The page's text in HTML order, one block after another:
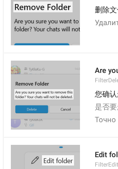
删除
Are
您确
是否
Точно
Edit
FilterEdit